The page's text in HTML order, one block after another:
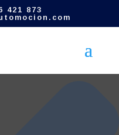
las cookies
421 873